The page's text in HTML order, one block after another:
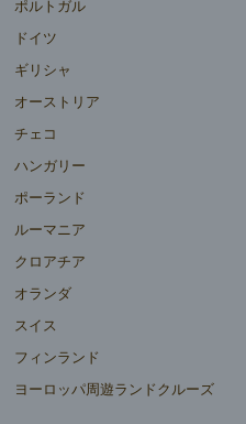
ポルトガル
ドイツ
ギリシャ
オーストリア
チェコ
ハンガリー
ポーランド
ルーマニア
クロアチア
オランダ
スイス
フィンランド
ヨーロッパ周遊ランドクルーズ